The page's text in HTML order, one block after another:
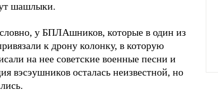
шашлыки.
у БПЛАшников, которые в один из
к дрону колонку, в которую
на нее советские военные песни и
вэсэушников осталась неизвестной, но